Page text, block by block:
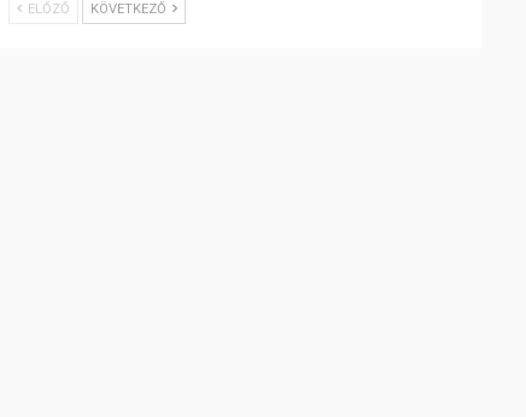
ELŐZŐ KÖVETKEZŐ